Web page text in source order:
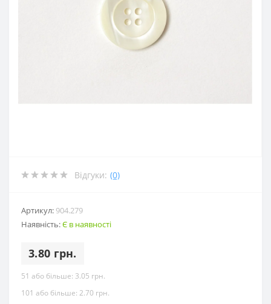
Відгуки: (0)
Артикул: 904.279
Наявність:Є в наявності
3.80 грн.
51 або більше: 3.05 грн.
101 або більше: 2.70 грн.